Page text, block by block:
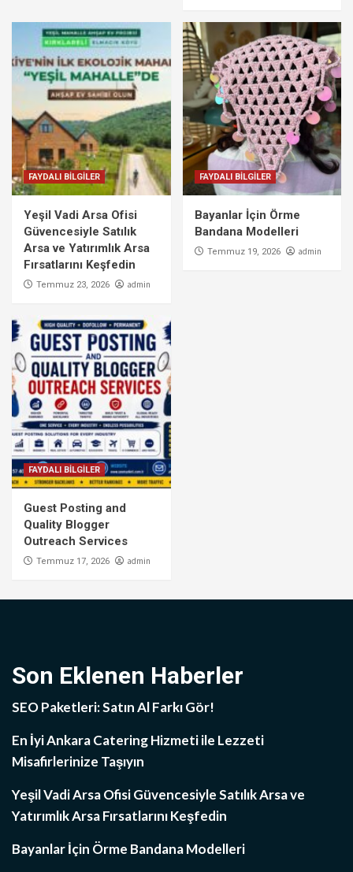
FAYDALI BİLGİLER
Yeşil Vadi Arsa Ofisi
Güvencesiyle Satılık
Arsa ve Yatırımlık Arsa
Fırsatlarını Keşfedin
Temmuz 23, 2026 admin
FAYDALI BİLGİLER
Bayanlar İçin Örme
Bandana Modelleri
Temmuz 19, 2026 admin
FAYDALI BİLGİLER
Guest Posting and
Quality Blogger
Outreach Services
Temmuz 17, 2026 admin
Son Eklenen Haberler
SEO Paketleri: Satın Al Farkı Gör!
En İyi Ankara Catering Hizmeti ile Lezzeti
Misafirlerinize Taşıyın
Yeşil Vadi Arsa Ofisi Güvencesiyle Satılık Arsa ve
Yatırımlık Arsa Fırsatlarını Keşfedin
Bayanlar İçin Örme Bandana Modelleri